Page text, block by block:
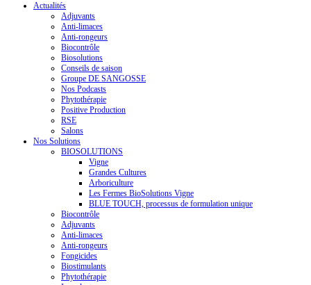
Actualités
Adjuvants
Anti-limaces
Anti-rongeurs
Biocontrôle
Biosolutions
Conseils de saison
Groupe DE SANGOSSE
Nos Podcasts
Phytothérapie
Positive Production
RSE
Salons
Nos Solutions
BIOSOLUTIONS
Vigne
Grandes Cultures
Arboriculture
Les Fermes BioSolutions Vigne
BLUE TOUCH, processus de formulation unique
Biocontrôle
Adjuvants
Anti-limaces
Anti-rongeurs
Fongicides
Biostimulants
Phytothérapie